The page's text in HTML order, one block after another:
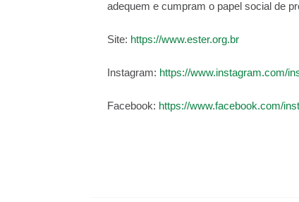
adequem e cumpram o papel social de
Site: https://www.ester.org.br
Instagram: https://www.instagram.com/
Facebook: https://www.facebook.com/